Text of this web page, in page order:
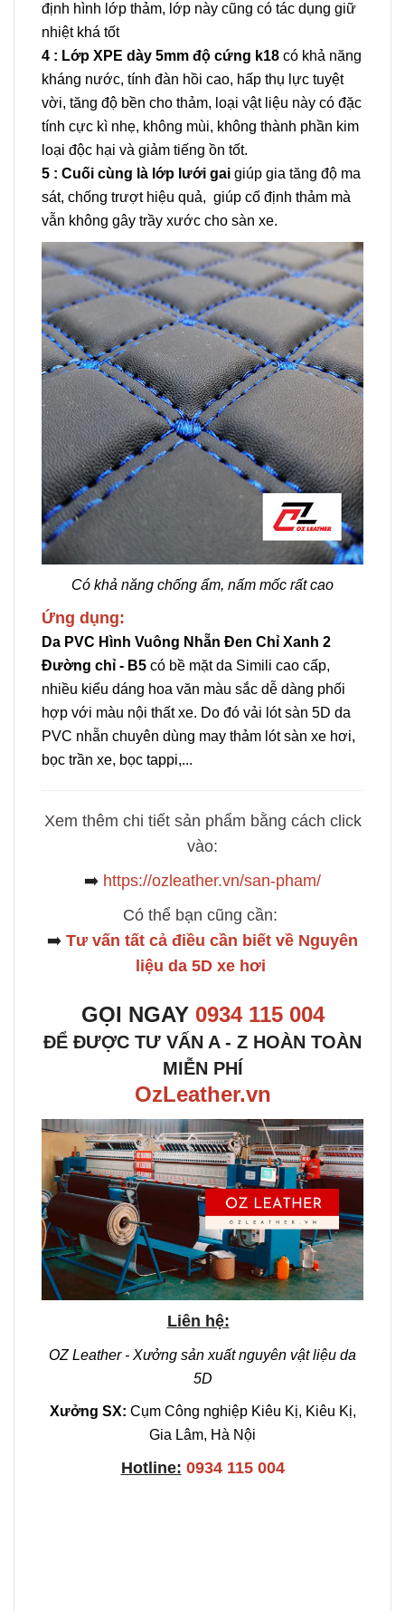
định hình lớp thảm, lớp này cũng có tác dụng giữ
nhiệt khá tốt
4 : Lớp XPE dày 5mm độ cứng k18 có khả năng
kháng nước, tính đàn hồi cao, hấp thụ lực tuyệt
vời, tăng độ bền cho thảm, loại vật liệu này có đặc
tính cực kì nhẹ, không mùi, không thành phần kim
loại độc hại và giảm tiếng ồn tốt.
5 : Cuối cùng là lớp lưới gai giúp gia tăng độ ma
sát, chống trượt hiệu quả, giúp cố định thảm mà
vẫn không gây trầy xước cho sàn xe.
Có khả năng chống ẩm, nấm mốc rất cao
Ứng dụng:
Da PVC Hình Vuông Nhẵn Đen Chỉ Xanh 2
Đường chỉ - B5 có bề mặt da Simili cao cấp,
nhiều kiểu dáng hoa văn màu sắc dễ dàng phối
hợp với màu nội thất xe. Do đó vải lót sàn 5D da
PVC nhẵn chuyên dùng may thảm lót sàn xe hơi,
bọc trần xe, bọc tappi,...
Xem thêm chi tiết sản phẩm bằng cách click
vào:
➡️ https://ozleather.vn/san-pham/
Có thể bạn cũng cần:
➡️ Tư vấn tất cả điều cần biết về Nguyên
liệu da 5D xe hơi
GỌI NGAY 0934 115 004
ĐỂ ĐƯỢC TƯ VẤN A - Z HOÀN TOÀN
MIỄN PHÍ
OzLeather.vn
Liên hệ:
OZ Leather - Xưởng sản xuất nguyên vật liệu da
5D
Xưởng SX: Cụm Công nghiệp Kiêu Kị, Kiêu Kị,
Gia Lâm, Hà Nội
Hotline: 0934 115 004